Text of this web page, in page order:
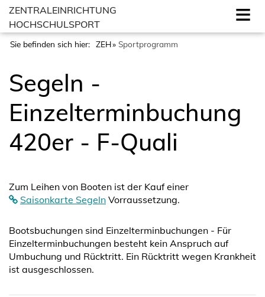
ZENTRALEINRICHTUNG
HOCHSCHULSPORT
Sie befinden sich hier: ZEH Sportprogramm
Segeln -
Einzelterminbuchung
420er - F-Quali
Zum Leihen von Booten ist der Kauf einer
Saisonkarte Segeln Vorraussetzung.
Bootsbuchungen sind Einzelterminbuchungen - Für
Einzelterminbuchungen besteht kein Anspruch auf
Umbuchung und Rücktritt. Ein Rücktritt wegen Krankheit
ist ausgeschlossen.